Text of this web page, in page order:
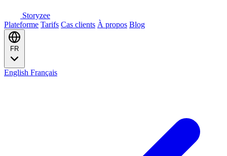
Storyzee
Plateforme Tarifs Cas clients À propos Blog
English Français